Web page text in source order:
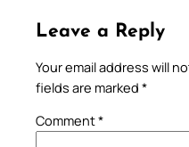
Leave a Reply
Your email address will
fields are marked *
Comment*